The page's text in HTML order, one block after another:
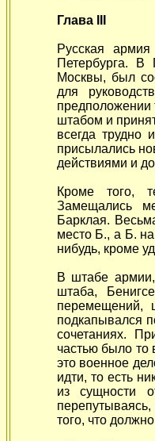
Глава III
Русская
Петербурга. В
Москвы, был
для
предположении
штабом и
всегда трудно
присылались
действиями и
Кроме того,
Замещались
Барклая.
место Б., а Б.
нибудь, кроме
В штабе
штаба,
перемещений,
подкапывался
сочетаниях.
частью было то
это военное
идти, то есть
из сущности
того, что